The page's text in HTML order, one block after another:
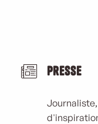
Presse